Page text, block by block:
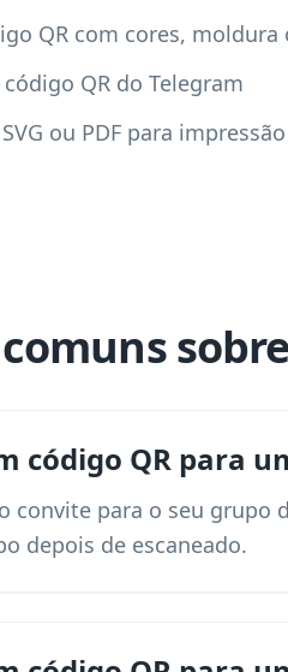
QR com cores,
QR do Telegram
ou PDF para
código QR para
convite para o seu grupo
depois de escaneado.